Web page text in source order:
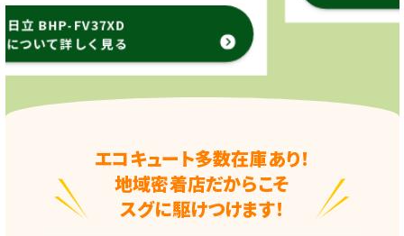
エコキュート多数在庫あり！
地域密着店だからこそ
スグに駆けつけます！